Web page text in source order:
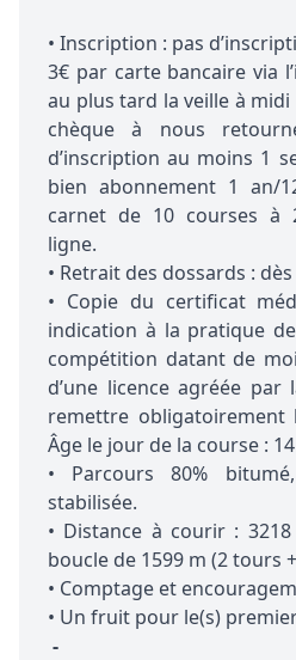
• Inscription : pas
3€ par carte bancaire via
au plus tard la veille à
chèque à nous
d’inscription au moins 1
bien abonnement 1 an/
carnet de 10 courses à
ligne.
• Retrait des dossards :
• Copie du certificat
indication à la pratique
compétition datant de
d’une licence agréée par
remettre
Âge le jour de la course :
• Parcours 80%
stabilisée.
• Distance à courir :
boucle de 1599 m (2 tours
• Comptage et
• Un fruit pour le(s)
-